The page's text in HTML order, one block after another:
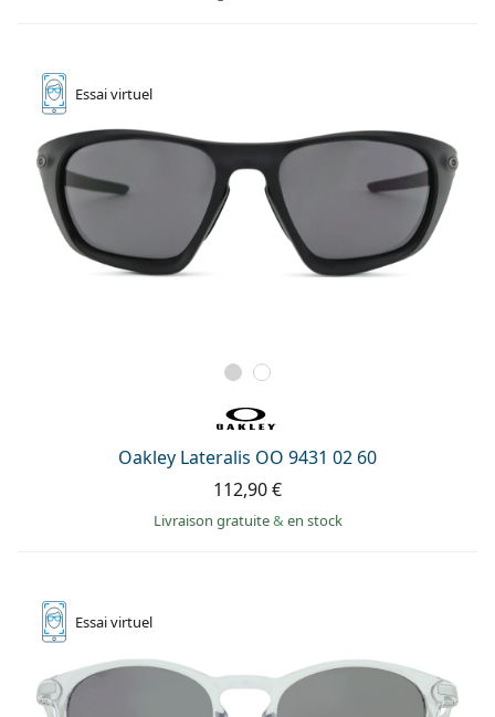
Essaivirtuel
Oakley Lateralis OO 9431 02 60
112,90 €
Livraison gratuite& en stock
Essaivirtuel